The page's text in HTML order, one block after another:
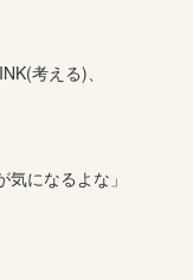
考える)、
になるよな」